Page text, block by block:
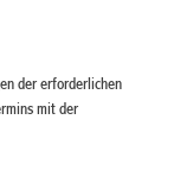
der erforderlichen
mit der